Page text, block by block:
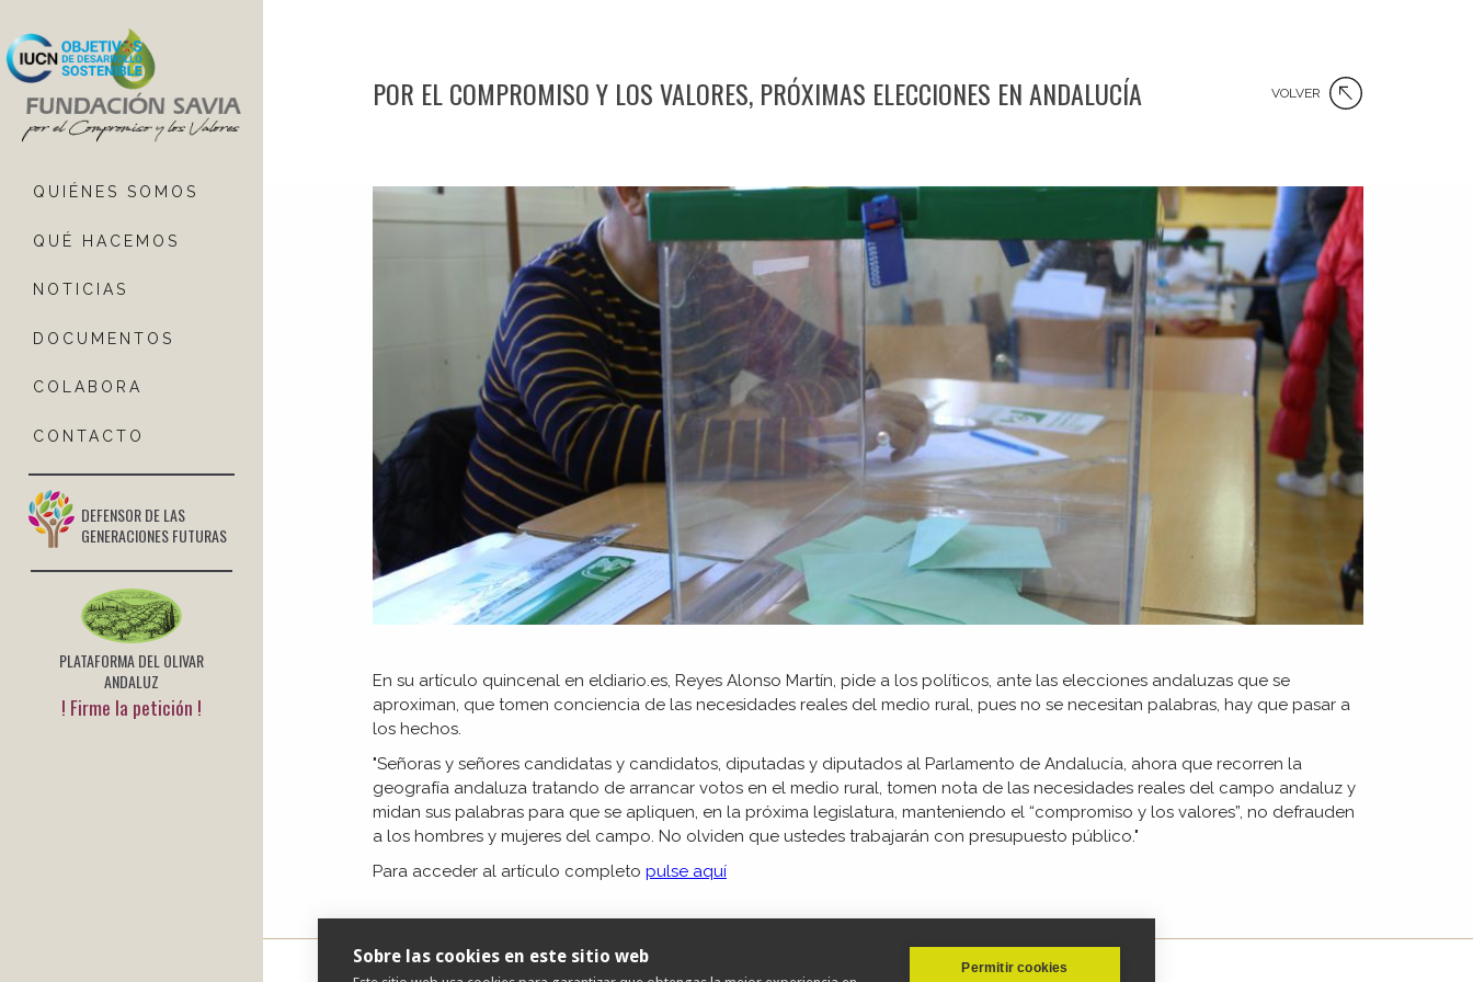
QUIÉNES SOMOS
QUÉ HACEMOS
NOTICIAS
DOCUMENTOS
COLABORA
CONTACTO
DEFENSOR DE LAS
GENERACIONES FUTURAS
PLATAFORMA DEL OLIVAR
ANDALUZ
! Firme la petición !
POR EL COMPROMISO Y LOS VALORES, PRÓXIMAS ELECCIONES EN ANDALUCÍA VOLVER
En su artículo quincenal en eldiario.es, Reyes Alonso Martín, pide a los políticos, ante las elecciones andaluzas que se
aproximan, que tomen conciencia de las necesidades reales del medio rural, pues no se necesitan palabras, hay que pasar a
los hechos.
"Señoras y señores candidatas y candidatos, diputadas y diputados al Parlamento de Andalucía, ahora que recorren la
geografía andaluza tratando de arrancar votos en el medio rural, tomen nota de las necesidades reales del campo andaluz y
midan sus palabras para que se apliquen, en la próxima legislatura, manteniendo el “compromiso y los valores”, no defrauden
a los hombres y mujeres del campo. No olviden que ustedes trabajarán con presupuesto público."
Para acceder al artículo completo pulse aquí
Sobre las cookies en este sitio web
Permitir cookies